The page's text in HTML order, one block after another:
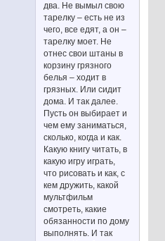
два. Не вымыл свою
тарелку – есть не из
чего, все едят, а он –
тарелку моет. Не
отнес свои штаны в
корзину грязного
белья – ходит в
грязных. Или сидит
дома. И так далее.
Пусть он выбирает и
чем ему заниматься,
сколько, когда и как.
Какую книгу читать, в
какую игру играть,
что рисовать и как, с
кем дружить, какой
мультфильм
смотреть, какие
обязанности по дому
выполнять. И так